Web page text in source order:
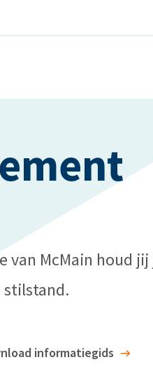
van McMain houd
stilstand.
informatiegids